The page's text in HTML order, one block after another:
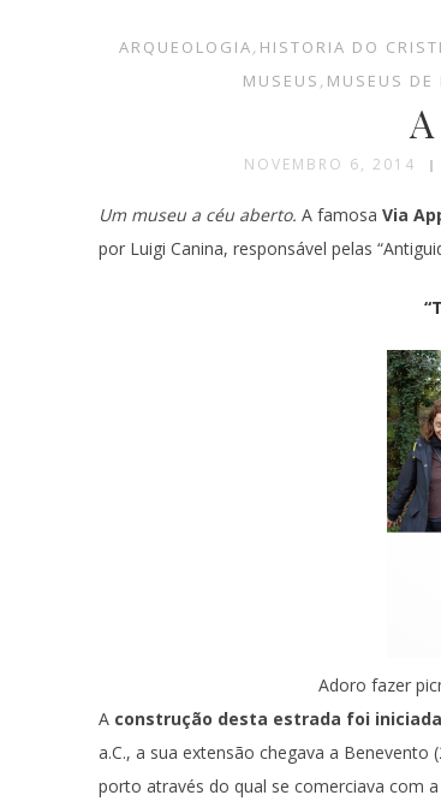
ARQUEOLOGIA, HISTORIA DO
MUSEUS , MUSEUS DE
NOVEMBRO 6, 2014
Um museu a céu aberto. A famosa Via
por Luigi Canina, responsável pelas
Adoro fazer
A construção desta estrada foi iniciada
a.C., a sua extensão chegava a Benevento
porto através do qual se comerciava com